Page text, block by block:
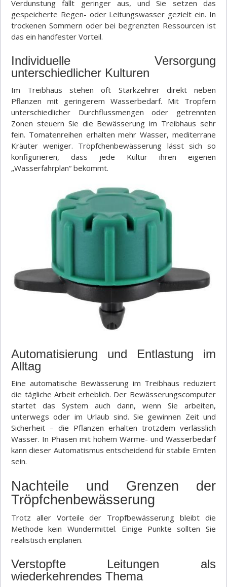
Verdunstung fällt geringer aus, und Sie setzen das
gespeicherte Regen- oder Leitungswasser gezielt ein. In
trockenen Sommern oder bei begrenzten Ressourcen ist
das ein handfester Vorteil.
Individuelle Versorgung
unterschiedlicher Kulturen
Im Treibhaus stehen oft Starkzehrer direkt neben
Pflanzen mit geringerem Wasserbedarf. Mit Tropfern
unterschiedlicher Durchflussmengen oder getrennten
Zonen steuern Sie die Bewässerung im Treibhaus sehr
fein. Tomatenreihen erhalten mehr Wasser, mediterrane
Kräuter weniger. Tröpfchenbewässerung lässt sich so
konfigurieren, dass jede Kultur ihren eigenen
„Wasserfahrplan“ bekommt.
Automatisierung und Entlastung im
Alltag
Eine automatische Bewässerung im Treibhaus reduziert
die tägliche Arbeit erheblich. Der Bewässerungscomputer
startet das System auch dann, wenn Sie arbeiten,
unterwegs oder im Urlaub sind. Sie gewinnen Zeit und
Sicherheit – die Pflanzen erhalten trotzdem verlässlich
Wasser. In Phasen mit hohem Wärme- und Wasserbedarf
kann dieser Automatismus entscheidend für stabile Ernten
sein.
Nachteile und Grenzen der
Tröpfchenbewässerung
Trotz aller Vorteile der Tropfbewässerung bleibt die
Methode kein Wundermittel. Einige Punkte sollten Sie
realistisch einplanen.
Verstopfte Leitungen als
wiederkehrendes Thema